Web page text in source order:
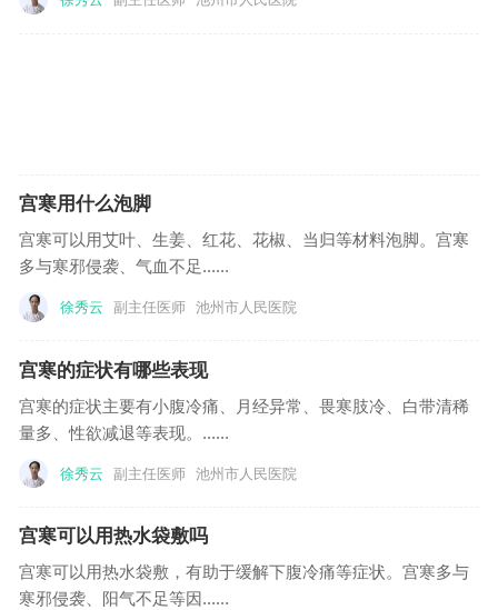
宫寒用什么泡脚
宫寒可以用艾叶、生姜、红花、花椒、当归等材料泡脚。宫寒
多与寒邪侵袭、气血不足......
徐秀云 副主任医师 池州市人民医院
宫寒的症状有哪些表现
宫寒的症状主要有小腹冷痛、月经异常、畏寒肢冷、白带清稀
量多、性欲减退等表现。......
徐秀云 副主任医师 池州市人民医院
宫寒可以用热水袋敷吗
宫寒可以用热水袋敷，有助于缓解下腹冷痛等症状。宫寒多与
寒邪侵袭、阳气不足等因......